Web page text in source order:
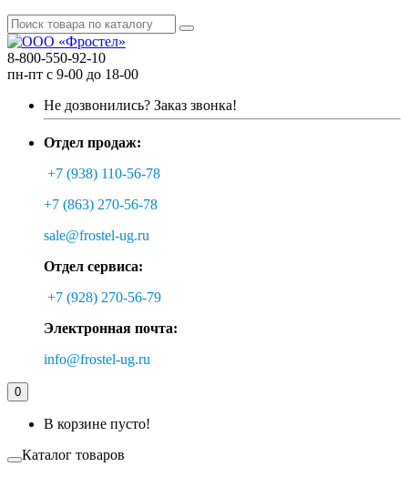
8-800-550-92-10
пн-пт с 9-00 до 18-00
Не дозвонились? Заказ звонка!
Отдел продаж:
+7 (938) 110-56-78
+7 (863) 270-56-78
sale@frostel-ug.ru
Отдел сервиса:
+7 (928) 270-56-79
Электронная почта:
info@frostel-ug.ru
0
В корзине пусто!
Каталог товаров